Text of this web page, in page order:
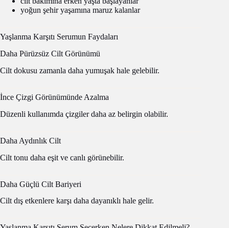
yoğun şehir yaşamına maruz kalanlar
Yaşlanma Karşıtı Serumun Faydaları
Daha Pürüzsüz Cilt Görünümü
Cilt dokusu zamanla daha yumuşak hale gelebilir.
İnce Çizgi Görünümünde Azalma
Düzenli kullanımda çizgiler daha az belirgin olabilir.
Daha Aydınlık Cilt
Cilt tonu daha eşit ve canlı görünebilir.
Daha Güçlü Cilt Bariyeri
Cilt dış etkenlere karşı daha dayanıklı hale gelir.